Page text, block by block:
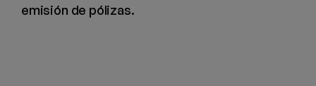
emisión de pólizas.